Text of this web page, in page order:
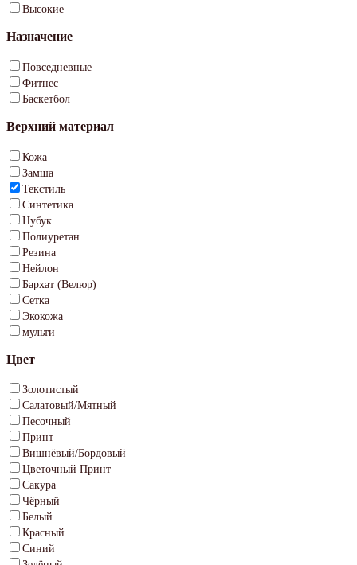
Высокие
Назначение
Повседневные
Фитнес
Баскетбол
Верхний материал
Кожа
Замша
Текстиль
Синтетика
Нубук
Полиуретан
Резина
Нейлон
Бархат (Велюр)
Сетка
Экокожа
мульти
Цвет
Золотистый
Салатовый/Мятный
Песочный
Принт
Вишнёвый/Бордовый
Цветочный Принт
Сакура
Чёрный
Белый
Красный
Синий